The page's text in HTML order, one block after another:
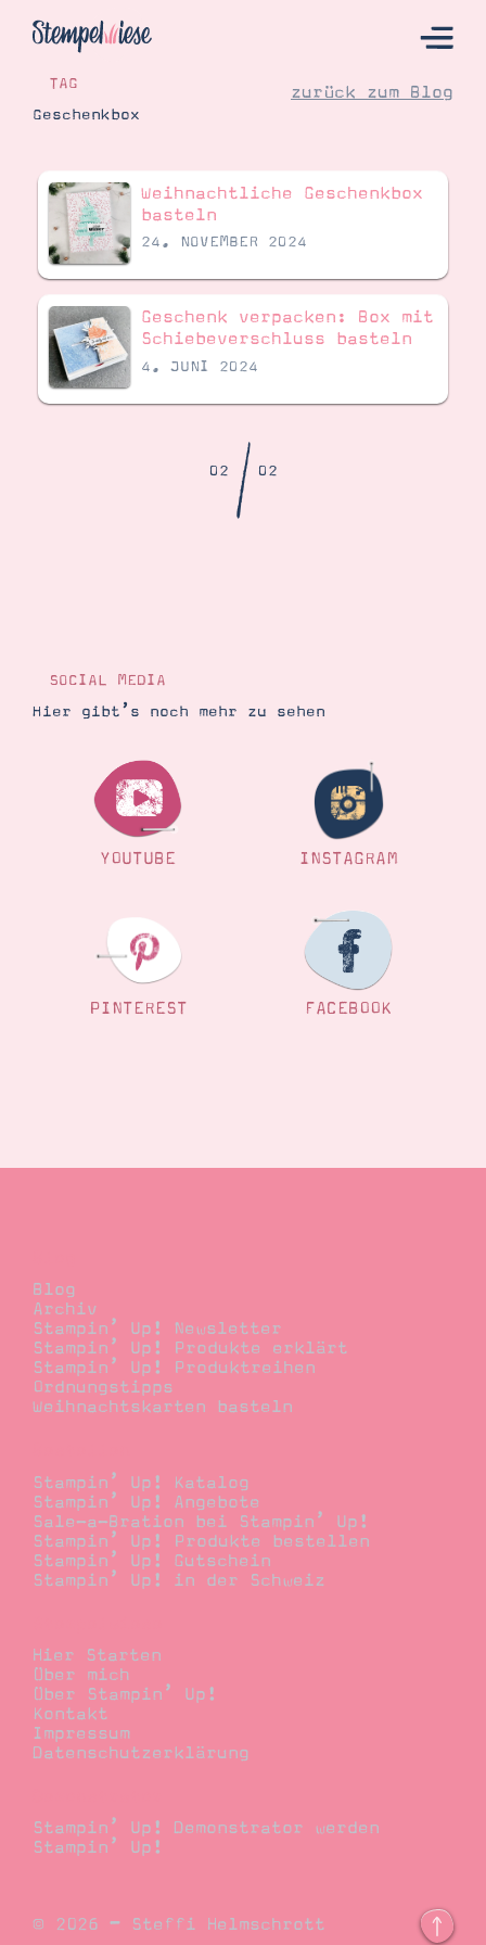
Hier Starten
Katalog
Bestellen
Kontakt
Tipps & Tricks
Ordnungstipps
Impressum
TAG
Geschenkbox
zurück zum Blog
Weihnachtliche Geschenkbox
basteln
24. NOVEMBER 2024
Geschenk verpacken: Box mit
Schiebeverschluss basteln
4. JUNI 2024
02/02
SOCIAL MEDIA
Hier gibt’s noch mehr zu sehen
YOUTUBE INSTAGRAM
PINTEREST FACEBOOK
Blog
Archiv
Stampin’ Up! Newsletter
Stampin’ Up! Produkte erklärt
Stampin’ Up! Produktreihen
Ordnungstipps
Weihnachtskarten basteln
Stampin’ Up! Katalog
Stampin’ Up! Angebote
Sale-a-Bration bei Stampin’ Up!
Stampin’ Up! Produkte bestellen
Stampin’ Up! Gutschein
Stampin’ Up! in der Schweiz
Hier Starten
Über mich
Über Stampin’ Up!
Kontakt
Impressum
Datenschutzerklärung
Stampin’ Up! Demonstrator werden
Stampin’ Up!
© 2026 – Steffi Helmschrott